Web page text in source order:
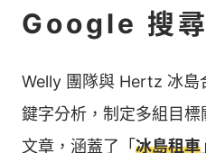
Google 搜尋
Welly 團隊與 Hertz 冰島
鍵字分析，制定多組目
文章，涵蓋了「 冰島租車